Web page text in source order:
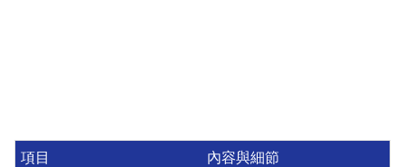
項目 內容與細節